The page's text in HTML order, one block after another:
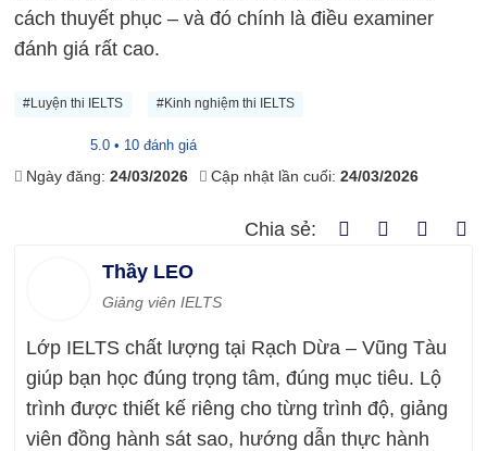
cách thuyết phục – và đó chính là điều examiner
đánh giá rất cao.
#Luyện thi IELTS #Kinh nghiệm thi IELTS
5.0 • 10 đánh giá
Ngày đăng:24/03/2026 Cập nhật lần cuối:24/03/2026
Chia sẻ:
Thầy LEO
Giảng viên IELTS
Lớp IELTS chất lượng tại Rạch Dừa – Vũng Tàu
giúp bạn học đúng trọng tâm, đúng mục tiêu. Lộ
trình được thiết kế riêng cho từng trình độ, giảng
viên đồng hành sát sao, hướng dẫn thực hành